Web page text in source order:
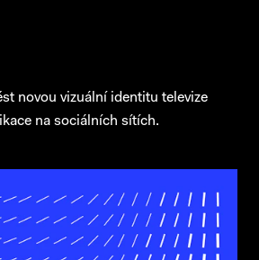
novou vizuální identitu televize
na sociálních sítích.